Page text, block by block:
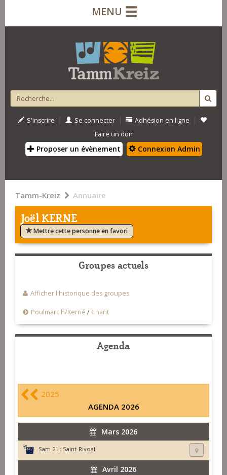
MENU
S'inscrire | Se connecter | Adhésion en ligne |
Faire un don
Proposer un évènement Connexion Admin
Tamm-Kreiz Annuaire
Joël KERNE
Mettre cette personne en favori
Groupes actuels
Afficher l'historique des groupes
Poulmarc'h/Kerné / Chant
Agenda
2025
AGENDA 2026
Mars 2026
Sam 21 : Saint-Rivoal
Avril 2026